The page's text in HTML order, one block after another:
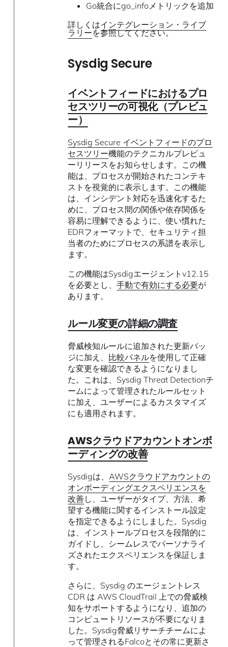
Go統合にgo_infoメトリックを追加
詳しくはインテグレーション・ライブ
ラリーを参照してください。
Sysdig Secure
イベントフィードにおけるプロ
セスツリーの可視化（プレビュ
ー）
Sysdig Secure イベントフィードのプロ
セスツリー機能のテクニカルプレビュ
ーリリースをお知らせします。この機
能は、プロセスが開始されたコンテキ
ストを視覚的に表示します。この機能
は、インシデント対応を迅速化するた
めに、プロセス間の関係や依存関係を
容易に理解できるように、使い慣れた
EDRフォーマットで、セキュリティ担
当者のためにプロセスの系譜を表示し
ます。
この機能はSysdigエージェントv12.15
を必要とし、手動で有効にする必要が
あります。
ルール変更の詳細の調査
脅威検知ルールに追加された更新バッ
ジに加え、 比較パネルを使用して正確
な変更を確認できるようになりまし
た。これは、Sysdig Threat Detectionチ
ームによって管理されたルールセット
に加え、ユーザーによるカスタマイズ
にも適用されます。
AWSクラウドアカウントオンボ
ーディングの改善
Sysdigは、AWSクラウドアカウントの
オンボーディングエクスペリエンスを
改善し、ユーザーがタイプ、方法、希
望する機能に関するインストール設定
を指定できるようにしました。Sysdig
は、インストールプロセスを段階的に
ガイドし、シームレスでパーソナライ
ズされたエクスペリエンスを保証しま
す。
さらに、Sysdig のエージェントレス
CDR は AWS CloudTrail 上での脅威検
知をサポートするようになり、追加の
コンピュートリソースが不要になりま
した。Sysdig脅威リサーチチームによ
って管理されるFalcoとその常に更新さ